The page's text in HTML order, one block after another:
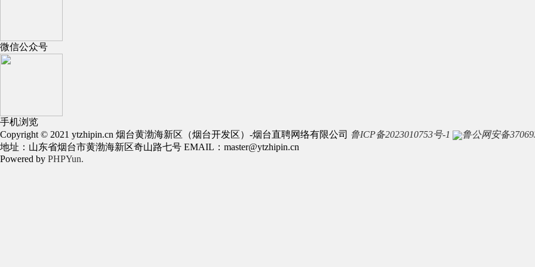
微信公众号
手机浏览
Copyright © 2021 ytzhipin.cn 烟台黄渤海新区（烟台开发区）-烟台直聘网络有限公司 鲁ICP备2023010753号-1
鲁公网安备
地址：山东省烟台市黄渤海新区奇山路七号 EMAIL：master@ytzhipin.cn
Powered by PHPYun.